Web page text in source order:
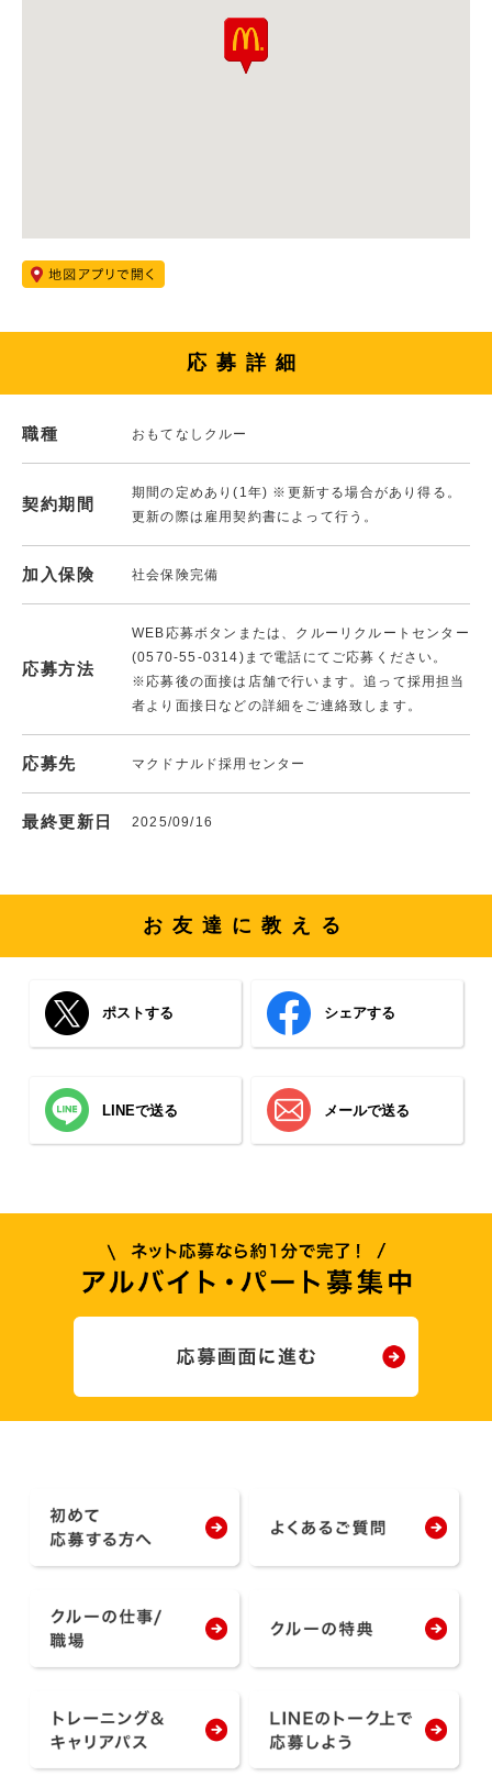
応募詳細
職種 おもてなしクルー
契約期間
期間の定めあり(1年) ※更新する場合があり得る。
更新の際は雇用契約書によって行う。
加入保険 社会保険完備
応募方法
WEB応募ボタンまたは、クルーリクルートセンター
(0570-55-0314)まで電話にてご応募ください。
※応募後の面接は店舗で行います。追って採用担当
者より面接日などの詳細をご連絡致します。
応募先 マクドナルド採用センター
最終更新日 2025/09/16
お友達に教える
ポストする シェアする
LINEで送る メールで送る